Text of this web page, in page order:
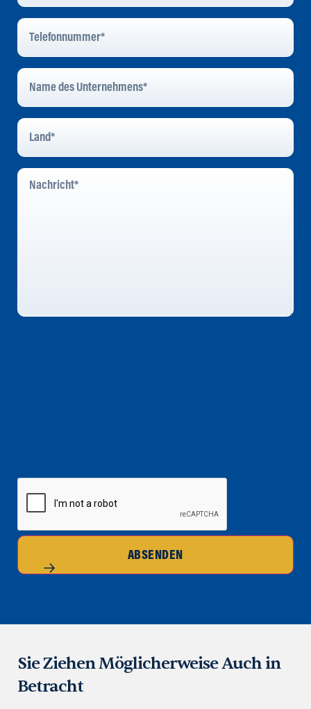
Telefonnummer
Name
Des
Unternehmens
Land
Nachricht
CAPTCHA
ABSENDEN
Sie Ziehen Möglicherweise Auch in
Betracht